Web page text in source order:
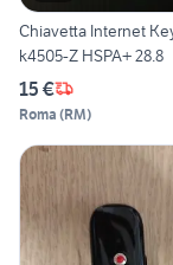
Chiavetta Internet
k4505-Z HSPA+ 28.8
15 €
Roma (RM)